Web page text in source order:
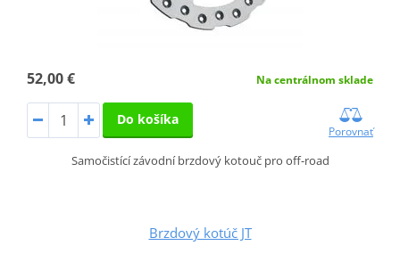
52,00 € Na centrálnom sklade
Do košíka
Porovnať
Samočistící závodní brzdový kotouč pro off-road
Brzdový kotúč JT